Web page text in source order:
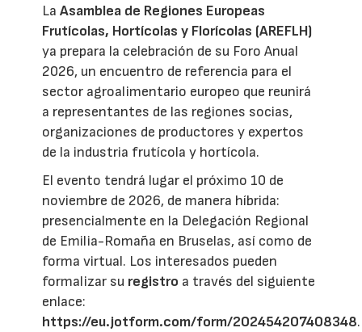
LaAsamblea de Regiones Europeas
Frutícolas, Hortícolas y Florícolas (AREFLH)
ya prepara la celebración de su Foro Anual
2026, un encuentro de referencia para el
sector agroalimentario europeo que reunirá
a representantes de las regiones socias,
organizaciones de productores y expertos
de la industria frutícola y hortícola.
El evento tendrá lugar el próximo 10 de
noviembre de 2026, de manera híbrida:
presencialmente en la Delegación Regional
de Emilia-Romaña en Bruselas, así como de
forma virtual. Los interesados pueden
formalizar su registro a través del siguiente
enlace:
https://eu.jotform.com/form/202454207408348.